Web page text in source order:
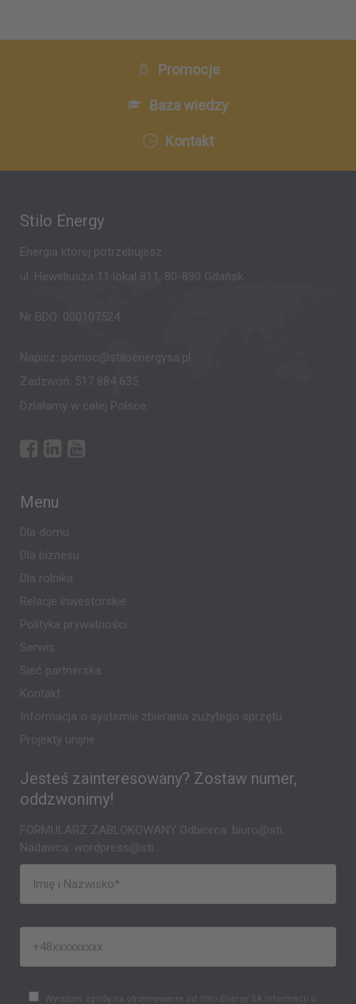
Promocje
Baza wiedzy
Kontakt
Stilo Energy
Energia której potrzebujesz
ul. Heweliusza 11 lokal 811, 80-890 Gdańsk
Nr BDO: 000107524
Napisz: pomoc@stiloenergysa.pl
Zadzwoń: 517 884 635
Działamy w całej Polsce.
Menu
Dla domu
Dla biznesu
Dla rolnika
Relacje inwestorskie
Polityka prywatności
Serwis
Sieć partnerska
Kontakt
Informacja o systemie zbierania zużytego sprzętu
Projekty unijne
Jesteś zainteresowany? Zostaw numer,
oddzwonimy!
FORMULARZ ZABLOKOWANY Odbiorca: biuro@sti..
Nadawca: wordpress@sti..
Wyrażam zgodę na otrzymywanie od Stilo Energy SA informacji o